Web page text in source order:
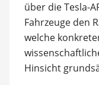
über die Tesla-
Fahrzeuge den
welche
Hinsicht